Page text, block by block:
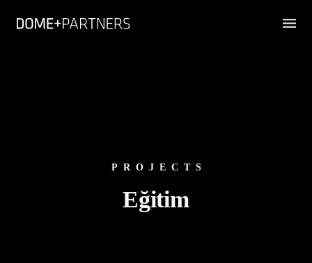
PROJECTS
Eğitim